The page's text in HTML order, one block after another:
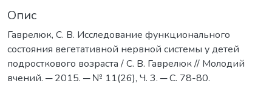
Опис
Гаврелюк, С. В. Исследование функционального
состояния вегетативной нервной системы у детей
подросткового возраста / С. В. Гаврелюк // Молодий
вчений. ─ 2015. ─ № 11(26), Ч. 3. ─ С. 78-80.